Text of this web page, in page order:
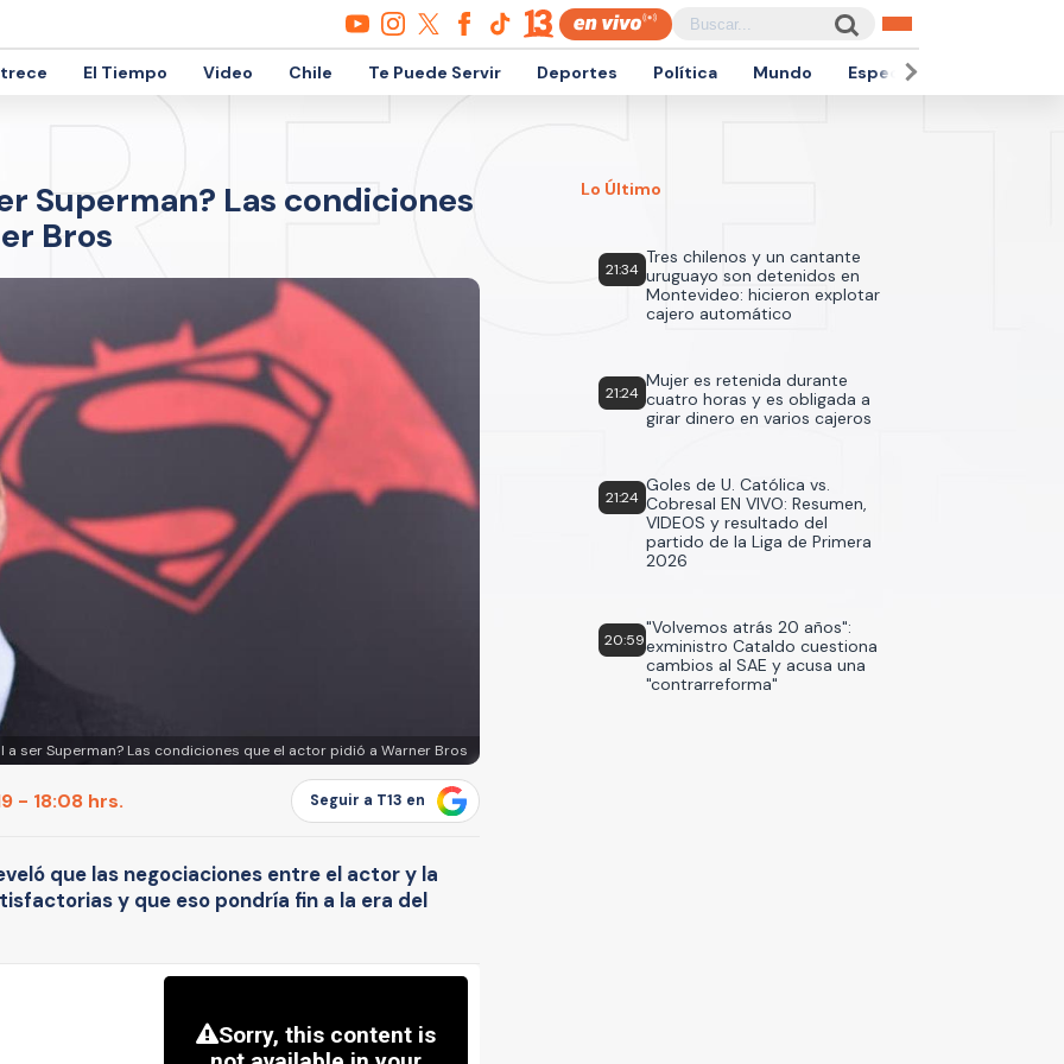
El Tiempo Video Chile Te Puede Servir Deportes Política Mundo Espectáculos
Superman? Las condiciones
Bros
a ser Superman? Las condiciones que el actor pidió a Warner Bros
- 18:08 hrs. Seguir a T13 en
que las negociaciones entre el actor y la
y que eso pondría fin a la era del
Lo Último
21:34
Tres chilenos y un cantante
uruguayo son detenidos en
Montevideo: hicieron explotar
cajero automático
21:24
Mujer es retenida durante
cuatro horas y es obligada a
girar dinero en varios cajeros
21:24
Goles de U. Católica vs.
Cobresal EN VIVO: Resumen,
VIDEOS y resultado del
partido de la Liga de Primera
2026
20:59
"Volvemos atrás 20 años":
exministro Cataldo cuestiona
cambios al SAE y acusa una
"contrarreforma"